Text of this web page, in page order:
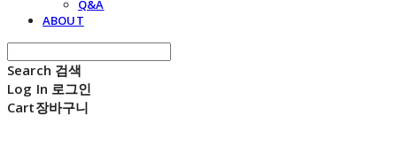
Q&A
ABOUT
Search 검색
Log In 로그인
Cart장바구니